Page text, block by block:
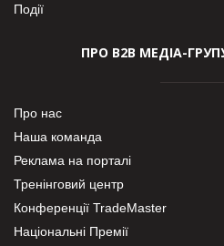
Події
ПРО В2В МЕДІА-ГРУПУ
Про нас
Наша команда
Реклама на порталі
Тренінговий центр
Конференції TradeMaster
Національні Премії